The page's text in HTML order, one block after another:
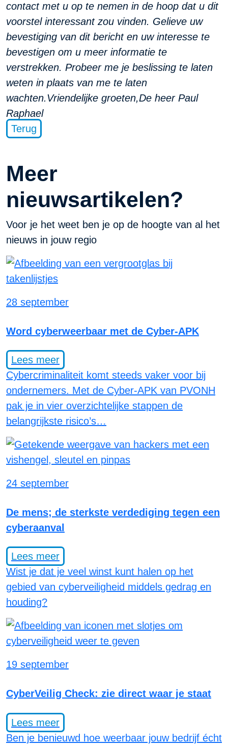
contact met u op te nemen in de hoop dat u dit
voorstel interessant zou vinden. Gelieve uw
bevestiging van dit bericht en uw interesse te
bevestigen om u meer informatie te
verstrekken. Probeer me je beslissing te laten
weten in plaats van me te laten
wachten.Vriendelijke groeten,De heer Paul
Raphael
Terug
Meer
nieuwsartikelen?
Voor je het weet ben je op de hoogte van al het
nieuws in jouw regio
28 september
Word cyberweerbaar met de Cyber-APK
Lees meer
Cybercriminaliteit komt steeds vaker voor bij
ondernemers. Met de Cyber-APK van PVONH
pak je in vier overzichtelijke stappen de
belangrijkste risico’s…
24 september
De mens; de sterkste verdediging tegen een
cyberaanval
Lees meer
Wist je dat je veel winst kunt halen op het
gebied van cyberveiligheid middels gedrag en
houding?
19 september
CyberVeilig Check: zie direct waar je staat
Lees meer
Ben je benieuwd hoe weerbaar jouw bedrijf écht